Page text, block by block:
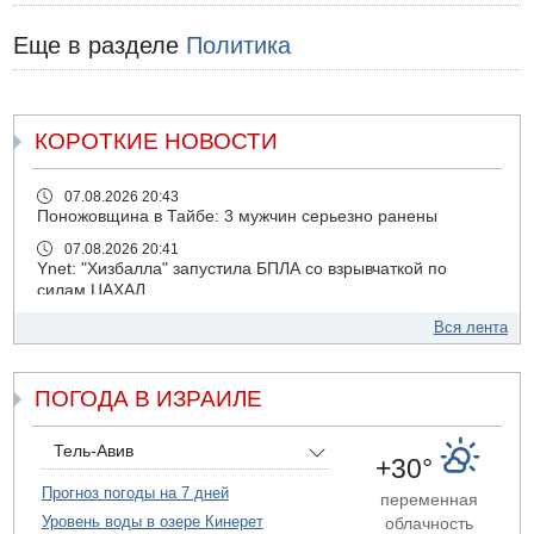
Еще в разделе Политика
КОРОТКИЕ НОВОСТИ
07.08.2026 20:43
Поножовщина в Тайбе: 3 мужчин серьезно ранены
07.08.2026 20:41
Ynet: "Хизбалла" запустила БПЛА со взрывчаткой по
силам ЦАХАЛ
ДТП в Ашдоде: тяжело ранены двое маленьких детей
07.08.2026 19:14
Скончался водитель, врезавшийся в стену в
Иерусалиме
07.08.2026 17:57
Подозреваемый в домогательствах в хостеле - Гильбоа
Дахан
07.08.2026 17:55
Вся лента
ПОГОДА В ИЗРАИЛЕ
Тель-Авив
Прогноз погоды на 7 дней
Уровень воды в озере Кинерет
+30°
переменная
облачность